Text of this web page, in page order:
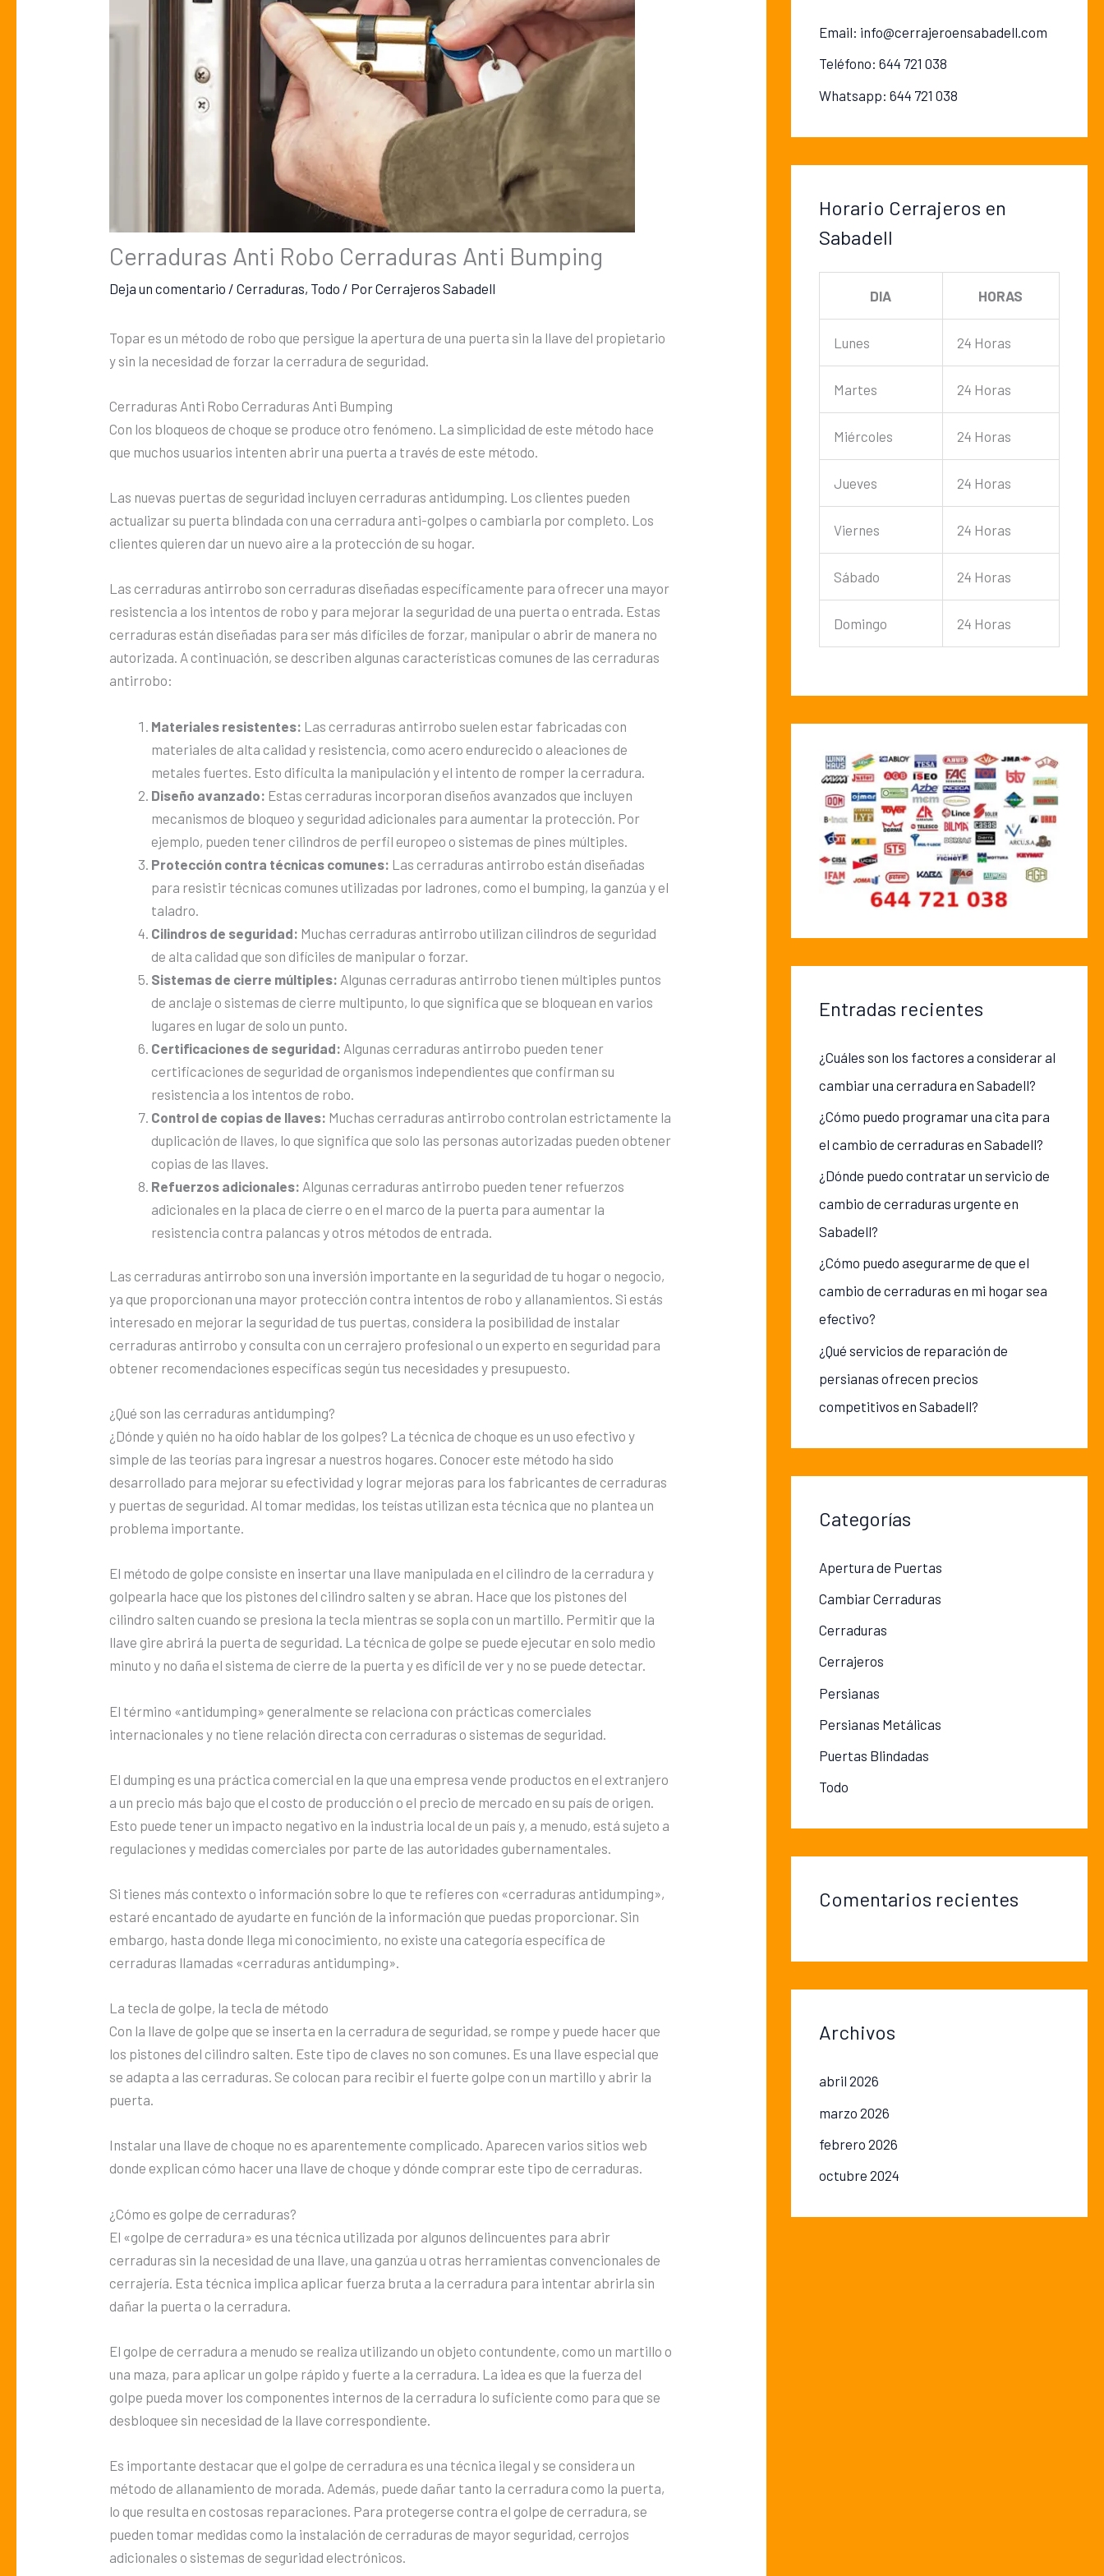
Cerraduras Anti Robo Cerraduras Anti Bumping
Deja un comentario /Cerraduras, Todo / PorCerrajeros Sabadell
Topar es un método de robo que persigue la apertura de una puerta sin la llave del propietario
y sin la necesidad de forzar la cerradura de seguridad.
Cerraduras Anti Robo Cerraduras Anti Bumping
Con los bloqueos de choque se produce otro fenómeno. La simplicidad de este método hace
que muchos usuarios intenten abrir una puerta a través de este método.
Las nuevas puertas de seguridad incluyen cerraduras antidumping. Los clientes pueden
actualizar su puerta blindada con una cerradura anti-golpes o cambiarla por completo. Los
clientes quieren dar un nuevo aire a la protección de su hogar.
Las cerraduras antirrobo son cerraduras diseñadas específicamente para ofrecer una mayor
resistencia a los intentos de robo y para mejorar la seguridad de una puerta o entrada. Estas
cerraduras están diseñadas para ser más difíciles de forzar, manipular o abrir de manera no
autorizada. A continuación, se describen algunas características comunes de las cerraduras
antirrobo:
Materiales resistentes: Las cerraduras antirrobo suelen estar fabricadas con
materiales de alta calidad y resistencia, como acero endurecido o aleaciones de
metales fuertes. Esto dificulta la manipulación y el intento de romper la cerradura.
Diseño avanzado: Estas cerraduras incorporan diseños avanzados que incluyen
mecanismos de bloqueo y seguridad adicionales para aumentar la protección. Por
ejemplo, pueden tener cilindros de perfil europeo o sistemas de pines múltiples.
Protección contra técnicas comunes: Las cerraduras antirrobo están diseñadas
para resistir técnicas comunes utilizadas por ladrones, como el bumping, la ganzúa y el
taladro.
Cilindros de seguridad: Muchas cerraduras antirrobo utilizan cilindros de seguridad
de alta calidad que son difíciles de manipular o forzar.
Sistemas de cierre múltiples: Algunas cerraduras antirrobo tienen múltiples puntos
de anclaje o sistemas de cierre multipunto, lo que significa que se bloquean en varios
lugares en lugar de solo un punto.
Certificaciones de seguridad: Algunas cerraduras antirrobo pueden tener
certificaciones de seguridad de organismos independientes que confirman su
resistencia a los intentos de robo.
Control de copias de llaves: Muchas cerraduras antirrobo controlan estrictamente la
duplicación de llaves, lo que significa que solo las personas autorizadas pueden obtener
copias de las llaves.
Refuerzos adicionales: Algunas cerraduras antirrobo pueden tener refuerzos
adicionales en la placa de cierre o en el marco de la puerta para aumentar la
resistencia contra palancas y otros métodos de entrada.
Las cerraduras antirrobo son una inversión importante en la seguridad de tu hogar o negocio,
ya que proporcionan una mayor protección contra intentos de robo y allanamientos. Si estás
interesado en mejorar la seguridad de tus puertas, considera la posibilidad de instalar
cerraduras antirrobo y consulta con un cerrajero profesional o un experto en seguridad para
obtener recomendaciones específicas según tus necesidades y presupuesto.
¿Qué son las cerraduras antidumping?
¿Dónde y quién no ha oído hablar de los golpes? La técnica de choque es un uso efectivo y
simple de las teorías para ingresar a nuestros hogares. Conocer este método ha sido
desarrollado para mejorar su efectividad y lograr mejoras para los fabricantes de cerraduras
y puertas de seguridad. Al tomar medidas, los teístas utilizan esta técnica que no plantea un
problema importante.
El método de golpe consiste en insertar una llave manipulada en el cilindro de la cerradura y
golpearla hace que los pistones del cilindro salten y se abran. Hace que los pistones del
cilindro salten cuando se presiona la tecla mientras se sopla con un martillo. Permitir que la
llave gire abrirá la puerta de seguridad. La técnica de golpe se puede ejecutar en solo medio
minuto y no daña el sistema de cierre de la puerta y es difícil de ver y no se puede detectar.
El término «antidumping» generalmente se relaciona con prácticas comerciales
internacionales y no tiene relación directa con cerraduras o sistemas de seguridad.
El dumping es una práctica comercial en la que una empresa vende productos en el extranjero
a un precio más bajo que el costo de producción o el precio de mercado en su país de origen.
Esto puede tener un impacto negativo en la industria local de un país y, a menudo, está sujeto a
regulaciones y medidas comerciales por parte de las autoridades gubernamentales.
Si tienes más contexto o información sobre lo que te refieres con «cerraduras antidumping»,
estaré encantado de ayudarte en función de la información que puedas proporcionar. Sin
embargo, hasta donde llega mi conocimiento, no existe una categoría específica de
cerraduras llamadas «cerraduras antidumping».
La tecla de golpe, la tecla de método
Con la llave de golpe que se inserta en la cerradura de seguridad, se rompe y puede hacer que
los pistones del cilindro salten. Este tipo de claves no son comunes. Es una llave especial que
se adapta a las cerraduras. Se colocan para recibir el fuerte golpe con un martillo y abrir la
puerta.
Instalar una llave de choque no es aparentemente complicado. Aparecen varios sitios web
donde explican cómo hacer una llave de choque y dónde comprar este tipo de cerraduras.
¿Cómo es golpe de cerraduras?
El «golpe de cerradura» es una técnica utilizada por algunos delincuentes para abrir
cerraduras sin la necesidad de una llave, una ganzúa u otras herramientas convencionales de
cerrajería. Esta técnica implica aplicar fuerza bruta a la cerradura para intentar abrirla sin
dañar la puerta o la cerradura.
El golpe de cerradura a menudo se realiza utilizando un objeto contundente, como un martillo o
una maza, para aplicar un golpe rápido y fuerte a la cerradura. La idea es que la fuerza del
golpe pueda mover los componentes internos de la cerradura lo suficiente como para que se
desbloquee sin necesidad de la llave correspondiente.
Es importante destacar que el golpe de cerradura es una técnica ilegal y se considera un
método de allanamiento de morada. Además, puede dañar tanto la cerradura como la puerta,
lo que resulta en costosas reparaciones. Para protegerse contra el golpe de cerradura, se
pueden tomar medidas como la instalación de cerraduras de mayor seguridad, cerrojos
adicionales o sistemas de seguridad electrónicos.
Email: info@cerrajeroensabadell.com
Teléfono: 644 721 038
Whatsapp: 644 721 038
Horario Cerrajeros en
Sabadell
DIA HORAS
Lunes 24 Horas
Martes 24 Horas
Miércoles 24 Horas
Jueves 24 Horas
Viernes 24 Horas
Sábado 24 Horas
Domingo 24 Horas
Entradas recientes
¿Cuáles son los factores a considerar al
cambiar una cerradura en Sabadell?
¿Cómo puedo programar una cita para
el cambio de cerraduras en Sabadell?
¿Dónde puedo contratar un servicio de
cambio de cerraduras urgente en
Sabadell?
¿Cómo puedo asegurarme de que el
cambio de cerraduras en mi hogar sea
efectivo?
¿Qué servicios de reparación de
persianas ofrecen precios
competitivos en Sabadell?
Categorías
Apertura de Puertas
Cambiar Cerraduras
Cerraduras
Cerrajeros
Persianas
Persianas Metálicas
Puertas Blindadas
Todo
Comentarios recientes
Archivos
abril 2026
marzo 2026
febrero 2026
octubre 2024